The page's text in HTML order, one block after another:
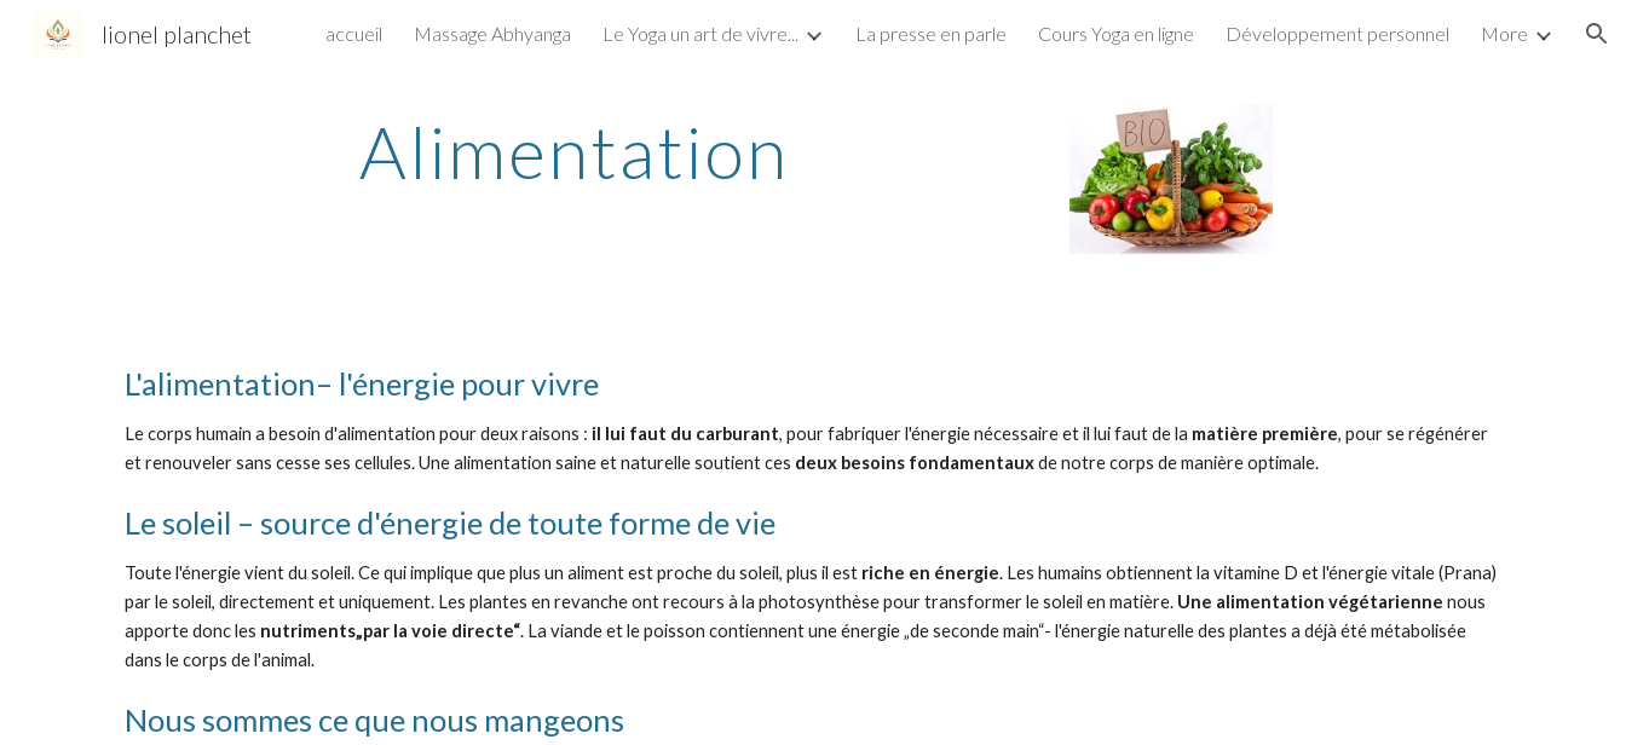
Skip to main content Skip to navigation
lionel planchet accueil Massage Abhyanga Le Yoga un art de vivre... La presse en parle Cours Yoga en ligne Développement personnel More
Alimentation
L'alimentation– l'énergie pour vivre
Le corps humain a besoin d'alimentation pour deux raisons : il lui faut du carburant, pour fabriquer l'énergie nécessaire et il lui faut de la matière première, pour se régénérer
et renouveler sans cesse ses cellules. Une alimentation saine et naturelle soutient ces deux besoins fondamentaux de notre corps de manière optimale.
Le soleil – source d'énergie de toute forme de vie
Toute l'énergie vient du soleil. Ce qui implique que plus un aliment est proche du soleil, plus il est riche en énergie. Les humains obtiennent la vitamine D et l'énergie vitale (Prana)
par le soleil, directement et uniquement. Les plantes en revanche ont recours à la photosynthèse pour transformer le soleil en matière. Une alimentation végétarienne nous
apporte donc les nutriments„par la voie directe“. La viande et le poisson contiennent une énergie „de seconde main“- l'énergie naturelle des plantes a déjà été métabolisée
dans le corps de l'animal.
Nous sommes ce que nous mangeons